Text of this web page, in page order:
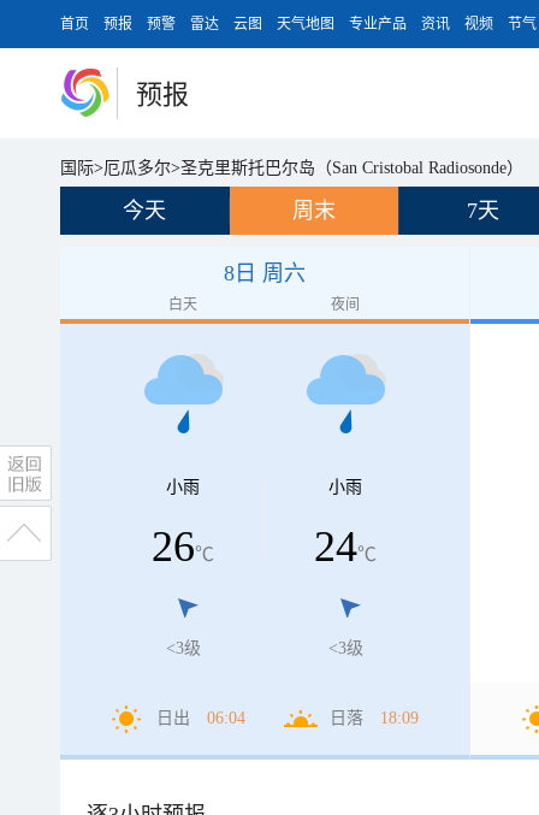
首页 预报 预警 雷达 云图 天气地图 专业产品 资讯 视频 节气
预报
国际>厄瓜多尔>圣克里斯托巴尔岛（San Cristobal Radiosonde）
今天 周末 7天
8日 周六
白天 夜间
小雨
26℃
<3级
小雨
24℃
<3级
日出 06:04 日落 18:09